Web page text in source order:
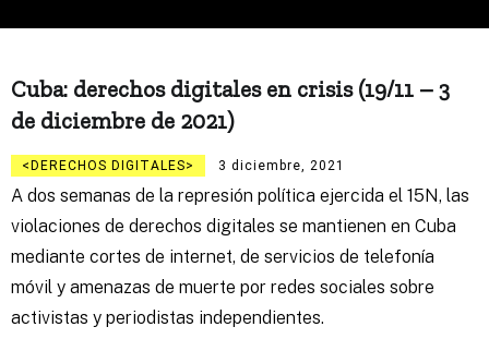
Cuba: derechos digitales en crisis (19/11 – 3
de diciembre de 2021)
DERECHOS DIGITALES 3 diciembre, 2021
A dos semanas de la represión política ejercida el 15N, las
violaciones de derechos digitales se mantienen en Cuba
mediante cortes de internet, de servicios de telefonía
móvil y amenazas de muerte por redes sociales sobre
activistas y periodistas independientes.